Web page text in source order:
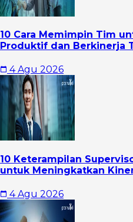
10 Cara Memimpin Tim
Produktif dan Berkinerja
4 Agu 2026
10 Keterampilan
untuk Meningkatkan
4 Agu 2026